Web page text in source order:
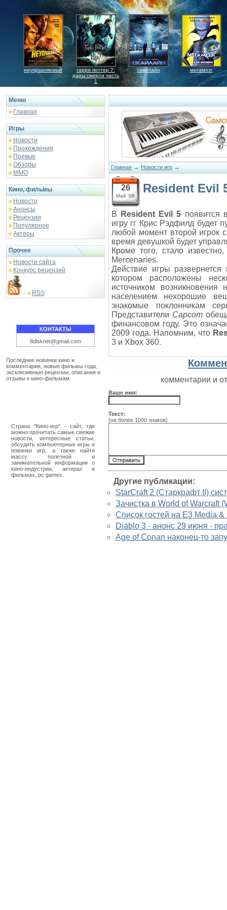
неуправляемый
гарри поттер 7:
дары смерти часть
1
скайлайн мегамозг
Меню
Главная
Игры
Новости
Прохождения
Превью
Обзоры
ММО
Кино, фильмы
Новости
Анонсы
Рецензии
Популярное
Актеры
Прочее
Новости сайта
Конкурс рецензий
- RSS
КОНТАКТЫ
8disknet@gmail.com
Последние новинки кино и
комментарии, новые фильмы года,
эксклюзивные рецензии, описания и
отзывы к кино-фильмам.
Страна "Кино-игр" - сайт, где
можно прочитать самые свежие
новости, интересные статьи,
обсудить компьютерные игры и
новинки игр, а также найти
массу полезной и
занимательной информации о
кино-индустрии, актерах и
фильмах, pc games.
Главная → Новости игр →
26
Май '08
Resident Evil
В Resident Evil 5 появится
игру гг Крис Рэдфилд будет
любой момент второй игрок
время девушкой будет
Кроме того, стало
Mercenaries.
Действие игры
котором расположены
источником
населением нехорошие
знакомые поклонникам
Представители Capcom
финансовом году. Это
2009 года. Напомним, что
3 и Xbox 360.
комментарии и
Ваше имя:
Текст:
(не более 1000 знаков)
Другие публикации:
StarCraft 2 (Старкрафт II)
Зачистка в World of Warcraft
Список гостей на E3 Media
Diablo 3 - анонс 29 июня -
Age of Conan наконец-то